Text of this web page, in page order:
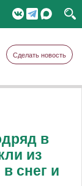
Сделать новость
в
из
снег и